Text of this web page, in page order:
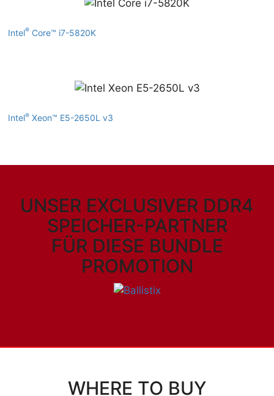
Intel® Core™ i7-5820K
Intel® Xeon™ E5-2650L v3
UNSER EXCLUSIVER DDR4
SPEICHER-PARTNER
FÜR DIESE BUNDLE
PROMOTION
WHERE TO BUY